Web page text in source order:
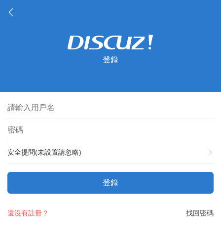
登錄
安全提問(未設置請忽略)
登錄
找回密碼
還沒有註冊？